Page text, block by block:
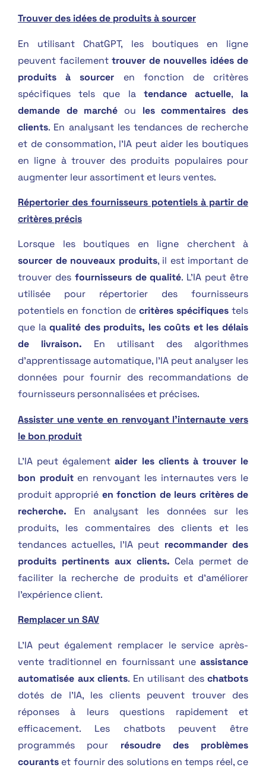
Trouver des idées de produits à sourcer
En utilisant ChatGPT, les boutiques en ligne
peuvent facilement trouver de nouvelles idées de
produits à sourcer en fonction de critères
spécifiques tels que la tendance actuelle, la
demande de marché ou les commentaires des
clients. En analysant les tendances de recherche
et de consommation, l’IA peut aider les boutiques
en ligne à trouver des produits populaires pour
augmenter leur assortiment et leurs ventes.
Répertorier des fournisseurs potentiels à partir de
critères précis
Lorsque les boutiques en ligne cherchent à
sourcer de nouveaux produits, il est important de
trouver des fournisseurs de qualité. L’IA peut être
utilisée pour répertorier des fournisseurs
potentiels en fonction de critères spécifiques tels
que laqualité des produits, les coûts et les délais
de livraison. En utilisant des algorithmes
d’apprentissage automatique, l’IA peut analyser les
données pour fournir des recommandations de
fournisseurs personnalisées et précises.
Assister une vente en renvoyant l’internaute vers
le bon produit
L’IA peut égalementaider les clients à trouver le
bon produiten renvoyant les internautes vers le
produit approprié en fonction de leurs critères de
recherche. En analysant les données sur les
produits, les commentaires des clients et les
tendances actuelles, l’IA peut recommander des
produits pertinents aux clients. Cela permet de
faciliter la recherche de produits et d’améliorer
l’expérience client.
Remplacer un SAV
L’IA peut également remplacer le service après-
vente traditionnel en fournissant une assistance
automatisée aux clients. En utilisant des chatbots
dotés de l’IA, les clients peuvent trouver des
réponses à leurs questions rapidement et
efficacement. Les chatbots peuvent être
programmés pour résoudre des problèmes
courants et fournir des solutions en temps réel, ce